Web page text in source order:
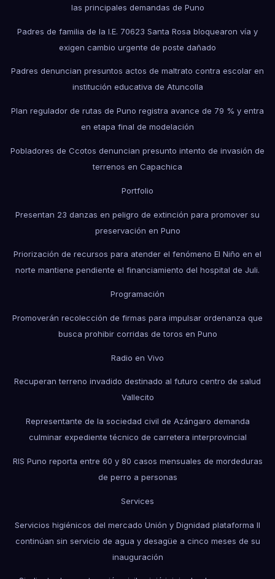
las principales demandas de Puno
Padres de familia de la I.E. 70623 Santa Rosa bloquearon vía y
exigen cambio urgente de poste dañado
Padres denuncian presuntos actos de maltrato contra escolar en
institución educativa de Atuncolla
Plan regulador de rutas de Puno registra avance de 79 % y entra
en etapa final de modelación
Pobladores de Ccotos denuncian presunto intento de invasión de
terrenos en Capachica
Portfolio
Presentan 23 danzas en peligro de extinción para promover su
preservación en Puno
Priorización de recursos para atender el fenómeno El Niño en el
norte mantiene pendiente el financiamiento del hospital de Juli.
Programación
Promoverán recolección de firmas para impulsar ordenanza que
busca prohibir corridas de toros en Puno
Radio en Vivo
Recuperan terreno invadido destinado al futuro centro de salud
Vallecito
Representante de la sociedad civil de Azángaro demanda
culminar expediente técnico de carretera interprovincial
RIS Puno reporta entre 60 y 80 casos mensuales de mordeduras
de perro a personas
Services
Servicios higiénicos del mercado Unión y Dignidad plataforma II
continúan sin servicio de agua y desagüe a cinco meses de su
inauguración